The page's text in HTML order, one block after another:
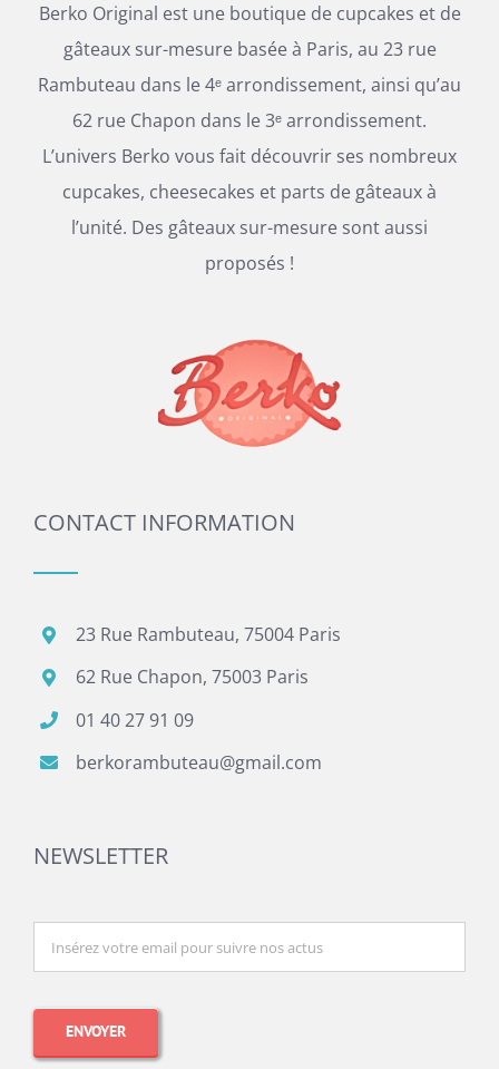
Berko Original est une boutique de cupcakes et de
gâteaux sur-mesure basée à Paris, au 23 rue
Rambuteau dans le 4ᵉ arrondissement, ainsi qu’au
62 rue Chapon dans le 3ᵉ arrondissement.
L’univers Berko vous fait découvrir ses nombreux
cupcakes, cheesecakes et parts de gâteaux à
l’unité. Des gâteaux sur-mesure sont aussi
proposés !
CONTACT INFORMATION
23 Rue Rambuteau, 75004 Paris
62 Rue Chapon, 75003 Paris
01 40 27 91 09
berkorambuteau@gmail.com
NEWSLETTER